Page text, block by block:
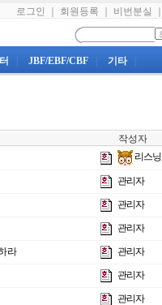
로그인 회원등록 비번분실
JBF/EBF/CBF 기타
작성자
리스닝
관리자
관리자
관리자
라 관리자
관리자
관리자